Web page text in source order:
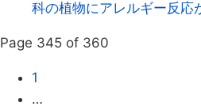
科の植物にアレルギー反
Page 345 of 360
1
…